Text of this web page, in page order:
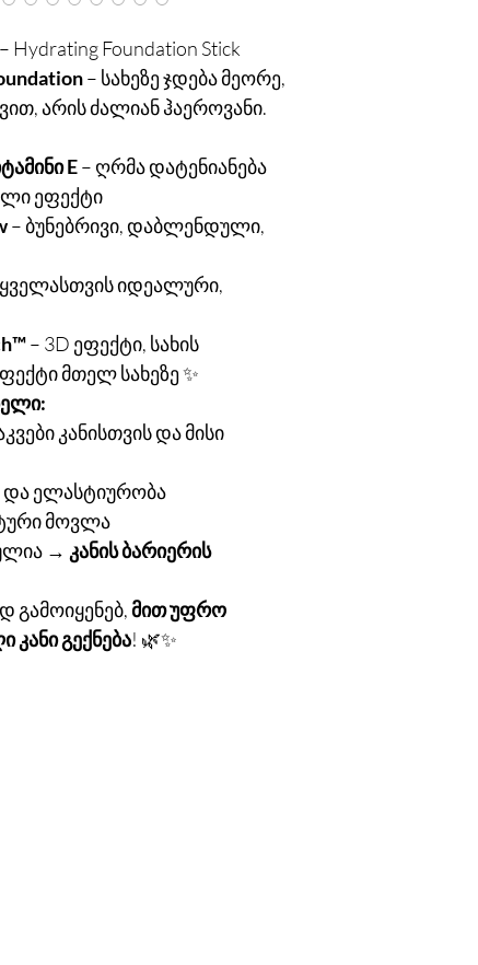
Hydrating Foundation Stick
– სახეზე ჯდება მეორე,
არის ძალიან ჰაეროვანი.
E– ღრმა დატენიანება
ეფექტი
– ბუნებრივი, დაბლენდული,
იდეალური,
– 3D ეფექტი, სახის
მთელ სახეზე ✨
კანისთვის და მისი
და ელასტიურობა
მოვლა
→ კანის ბარიერის
გამოიყენებ,მით უფრო
კანი გექნება! 🌿✨